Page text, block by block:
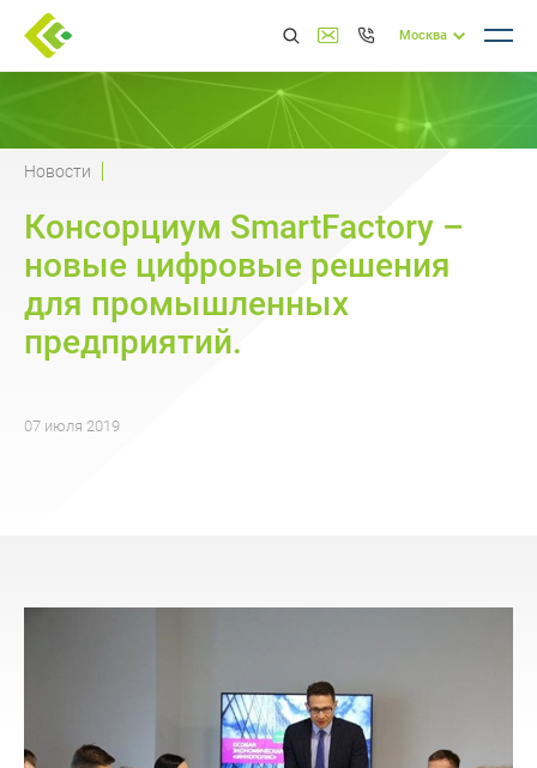
Москва
Новости
Консорциум SmartFactory –
новые цифровые решения
для промышленных
предприятий.
07 июля 2019